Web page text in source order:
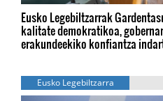
Eusko Legebiltzarrak
kalitate demokratikoa,
erakundeekiko konfiantza
Eusko Legebiltzarra